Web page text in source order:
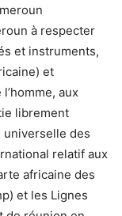
à respecter
et instruments,
et
aux
librement
universelle des
relatif aux
africaine des
et les Lignes